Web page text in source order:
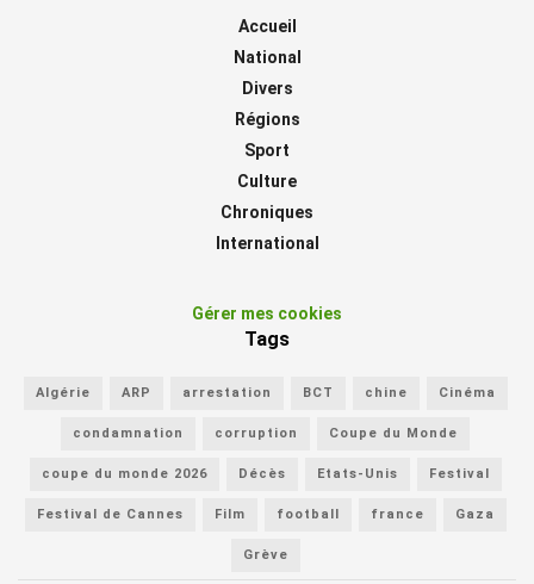
Accueil
National
Divers
Régions
Sport
Culture
Chroniques
International
Gérer mes cookies
Tags
Algérie ARP arrestation BCT chine Cinéma
condamnation corruption Coupe du Monde
coupe du monde 2026 Décès Etats-Unis Festival
Festival de Cannes Film football france Gaza
Grève